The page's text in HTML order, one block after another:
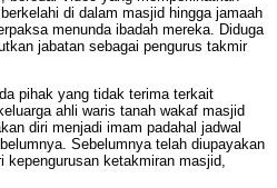
di dalam masjid hingga jamaah
menunda ibadah mereka. Diduga
jabatan sebagai pengurus takmir
pihak yang tidak terima terkait
ahli waris tanah wakaf masjid
diri menjadi imam padahal jadwal
Sebelumnya telah diupayakan
kepengurusan ketakmiran masjid,